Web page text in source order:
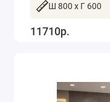
Ш 800 x Г 600
11710р.